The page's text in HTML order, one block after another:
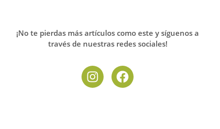
¡No te pierdas más artículos como este y síguenos a
través de nuestras redes sociales!